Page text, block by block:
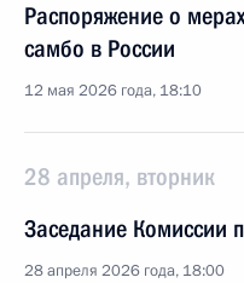
Распоряжение о
самбо в России
12 мая 2026 года, 18:10
28 апреля, вторник
Заседание Комиссии
28 апреля 2026 года, 18:00